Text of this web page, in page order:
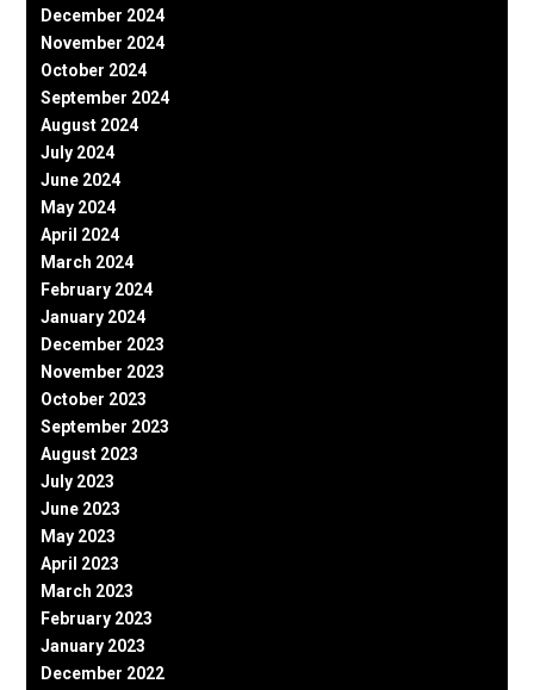
December 2024
November 2024
October 2024
September 2024
August 2024
July 2024
June 2024
May 2024
April 2024
March 2024
February 2024
January 2024
December 2023
November 2023
October 2023
September 2023
August 2023
July 2023
June 2023
May 2023
April 2023
March 2023
February 2023
January 2023
December 2022